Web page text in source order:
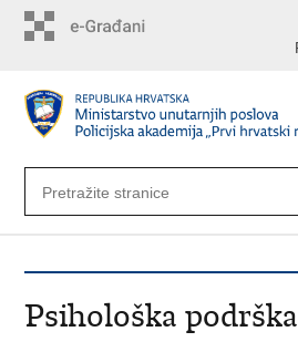
Psihološka podrška